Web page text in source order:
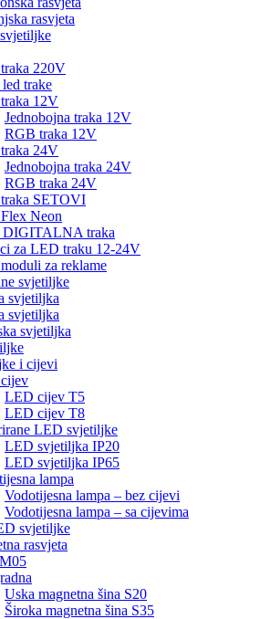
rasvjeta
220V
trake
12V
Jednobojna traka 12V
RGB traka 12V
24V
Jednobojna traka 24V
RGB traka 24V
SETOVI
Neon
traka
za LED traku 12-24V
za reklame
svjetiljke
svjetiljka
svjetiljka
svjetiljka
i cijevi
LED cijev T5
LED cijev T8
LED svjetiljke
LED svjetiljka IP20
LED svjetiljka IP65
lampa
Vodotijesna lampa – bez cijevi
Vodotijesna lampa – sa cijevima
svjetiljke
rasvjeta
Uska magnetna šina S20
Široka magnetna šina S35